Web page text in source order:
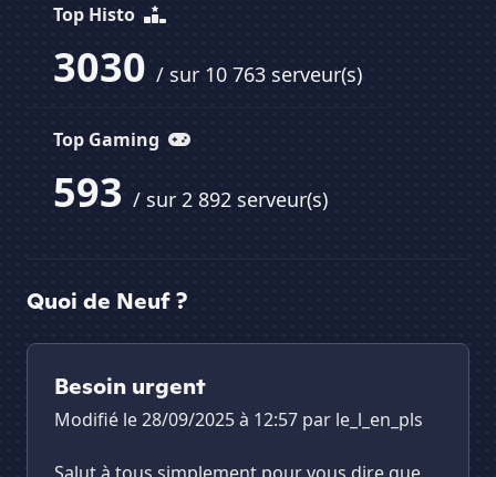
Top Histo
3030 / sur 10 763 serveur(s)
Top Gaming
593 / sur 2 892 serveur(s)
Quoi de Neuf ?
Besoin urgent
Modifié le 28/09/2025 à 12:57 par le_l_en_pls